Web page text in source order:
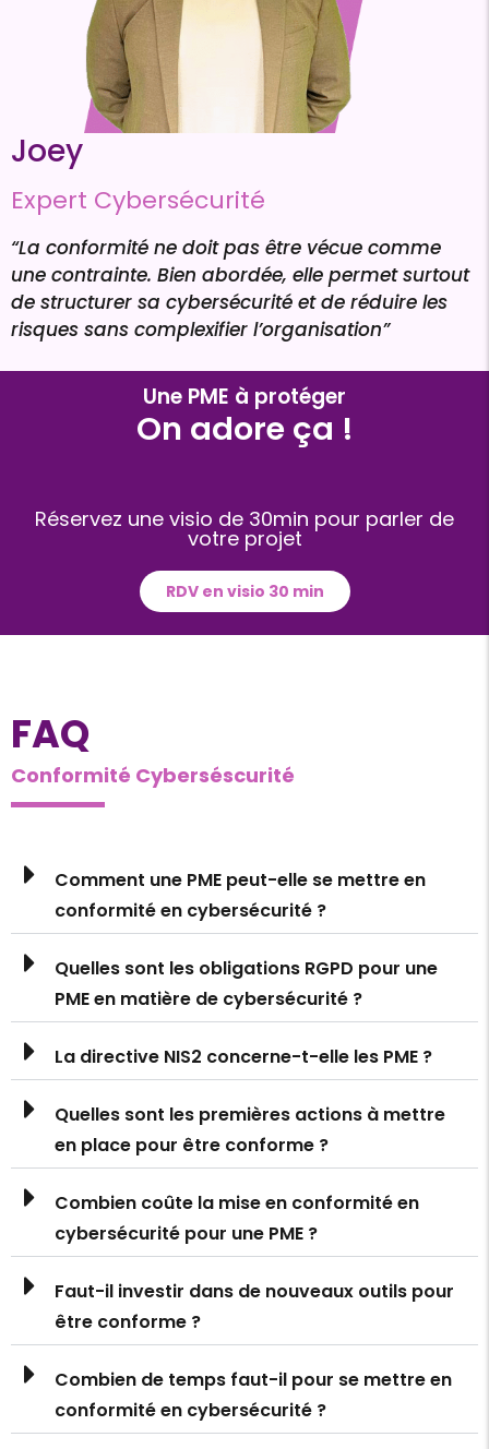
Joey
Expert Cybersécurité
“La conformité ne doit pas être vécue comme
une contrainte. Bien abordée, elle permet surtout
de structurer sa cybersécurité et de réduire les
risques sans complexifier l’organisation”
Une PME à protéger
On adore ça !
Réservez une visio de 30min pour parler de
votre projet
RDV en visio 30 min
FAQ
Conformité Cyberséscurité
Comment une PME peut-elle se mettre en
conformité en cybersécurité ?
Quelles sont les obligations RGPD pour une
PME en matière de cybersécurité ?
La directive NIS2 concerne-t-elle les PME ?
Quelles sont les premières actions à mettre
en place pour être conforme ?
Combien coûte la mise en conformité en
cybersécurité pour une PME ?
Faut-il investir dans de nouveaux outils pour
être conforme ?
Combien de temps faut-il pour se mettre en
conformité en cybersécurité ?